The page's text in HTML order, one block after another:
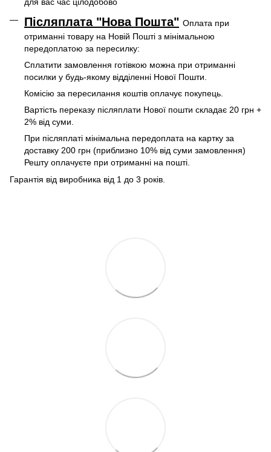
для вас час цілодобово
Післяплата "Нова Пошта" Оплата при
отриманні товару на Новій Пошті з мінімальною
передоплатою за пересилку:
Сплатити замовлення готівкою можна при отриманні
посилки у будь-якому відділенні Нової Пошти.
Комісію за пересилання коштів оплачує покупець.
Вартість переказу післяплати Нової пошти складає 20 грн +
2% від суми.
При післяплаті мінімальна передоплата на картку за
доставку 200 грн (приблизно 10% від суми замовлення)
Решту оплачуєте при отриманні на пошті.
Гарантія від виробника від 1 до 3 років.